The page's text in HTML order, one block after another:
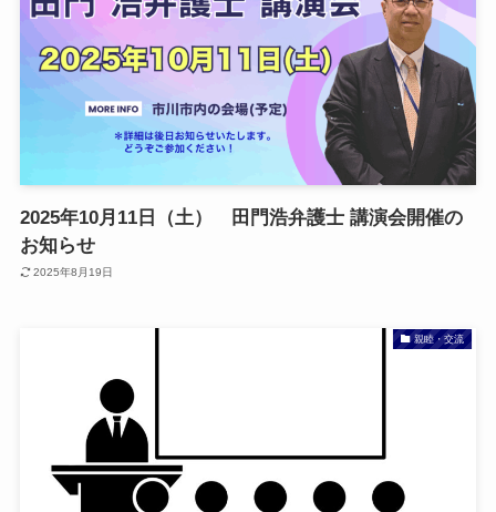
2025年10月11日（土） 田門浩弁護士 講演会開催の
お知らせ
2025年8月19日
親睦・交流